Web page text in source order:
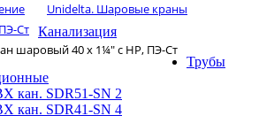
Unidelta. Шаровые краны
Ст
шаровый 40 х 1¼″ с НР, ПЭ-Ст
Канализация
Трубы
кан. SDR51-SN 2
кан. SDR41-SN 4